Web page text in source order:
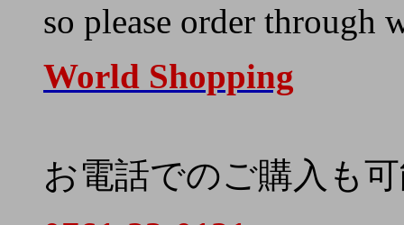
so please order through
World Shopping
お電話でのご購入も